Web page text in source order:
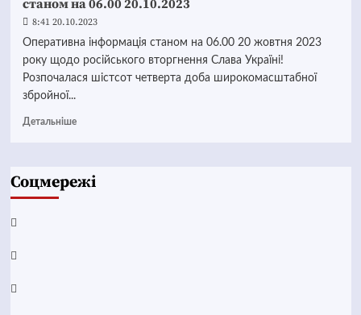
станом на 06.00 20.10.2023
8:41 20.10.2023
Оперативна інформація станом на 06.00 20 жовтня 2023
року щодо російського вторгнення Слава Україні!
Розпочалася шістсот четверта доба широкомасштабної
збройної...
Детальніше
Соцмережі
Facebook
YouTube
Telegram